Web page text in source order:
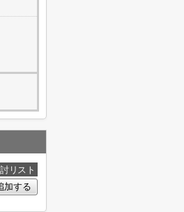
リスト
加する